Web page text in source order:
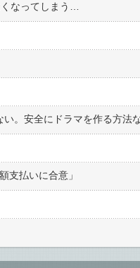
なってしまう…
支払いに合意」